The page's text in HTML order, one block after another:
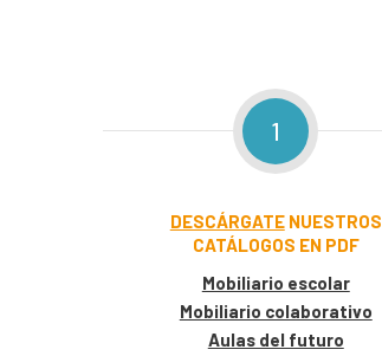
1
DESCÁRGATENUESTROS
CATÁLOGOS EN PDF
Mobiliario escolar
Mobiliario colaborativo
Aulas del futuro